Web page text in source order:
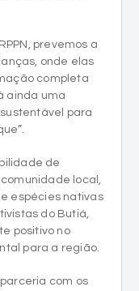
onde elas
ainda uma
para
de
local,
do Butiá,
positivo no
para a região.
com os
realizar o
para, depois,